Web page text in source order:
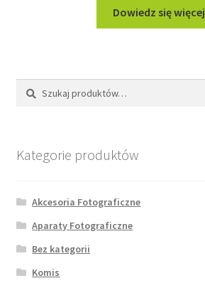
Dowiedz się więcej
Szukaj:
Szukaj
Kategorie produktów
Akcesoria Fotograficzne
Aparaty Fotograficzne
Bez kategorii
Komis